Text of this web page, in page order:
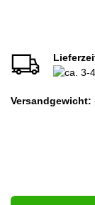
Versandgewicht: